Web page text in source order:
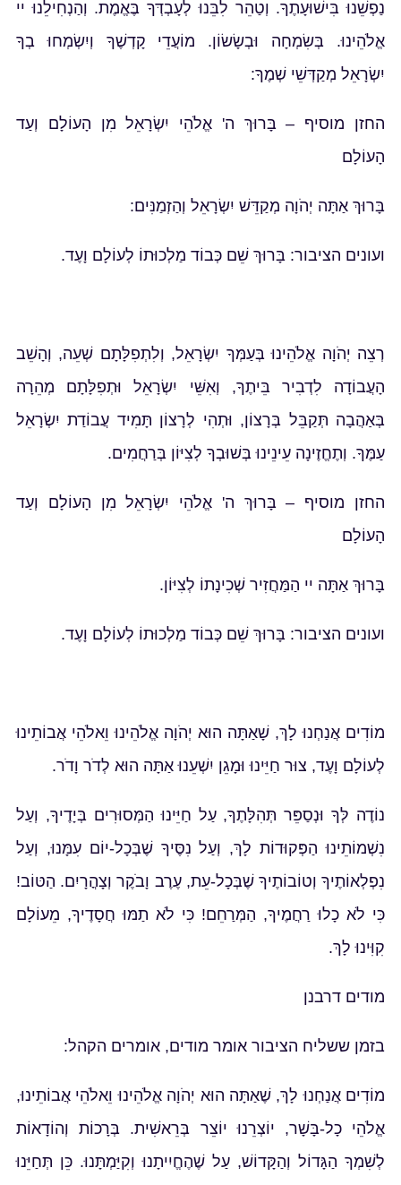
נַפְשֵׁנוּ בִּישׁוּעָתֶךָ. וְטַהֵר לִבֵּנוּ לְעָבְדְּךָ בֶּאֱמֶת. וְהַנְחִילֵנוּ יי
אֱלֹהֵינוּ. בְּשִׂמְחָה וּבְשָׂשׂוֹן. מוֹעֲדֵי קָדְשֶׁךָ וְיִשְׂמְחוּ בְךָ
יִשְׂרָאֵל מְקַדְּשֵׁי שְׁמֶךָ:
החזן מוסיף – בָּרוּךְ ה' אֱלֹהֵי יִשְׂרָאֵל מִן הָעוֹלָם וְעַד
הָעוֹלָם
בָּרוּךְ אַתָּה יְהֹוָה מְקַדֵּשׁ יִשְׂרָאֵל וְהַזְמַנִּים:
ועונים הציבור: בָּרוּךְ שֵׁם כְּבוֹד מַלְכוּתוֹ לְעוֹלָם וָעֶד.
רְצֵה יְהֹוָה אֱלֹהֵינוּ בְּעַמְּךָ יִשְׂרָאֵל, וְלִתְפִלָּתָם שְׁעֵה, וְהָשֵׁב
הָעֲבוֹדָה לִדְבִיר בֵּיתֶךָ, וְאִשֵּׁי יִשְׂרָאֵל וּתְפִלָּתָם מְהֵרָה
בְּאַהֲבָה תְּקַבֵּל בְּרָצוֹן, וּתְהִי לְרָצוֹן תָּמִיד עֲבוֹדַת יִשְׂרָאֵל
עַמֶּךָ. וְתֶחֱזֶינָה עֵינֵינוּ בְּשׁוּבְךָ לְצִיּוֹן בְּרַחֲמִים.
החזן מוסיף – בָּרוּךְ ה' אֱלֹהֵי יִשְׂרָאֵל מִן הָעוֹלָם וְעַד
הָעוֹלָם
בָּרוּךְ אַתָּה יי הַמַּחֲזִיר שְׁכִינָתוֹ לְצִיּוֹן.
ועונים הציבור: בָּרוּךְ שֵׁם כְּבוֹד מַלְכוּתוֹ לְעוֹלָם וָעֶד.
מוֹדִים אֲנַחְנוּ לָךְ, שָׁאַתָּה הוּא יְהֹוָה אֱלֹהֵינוּ וֵאלֹהֵי אֲבוֹתֵינוּ
לְעוֹלָם וָעֶד, צוּר חַיֵּינוּ וּמָגֵן יִשְׁעֵנוּ אַתָּה הוּא לְדֹר וָדֹר.
נוֹדֶה לְּךָ וּנְסַפֵּר תְּהִלָּתֶךָ, עַל חַיֵּינוּ הַמְּסוּרִים בְּיָדֶיךָ, וְעַל
נִשְׁמוֹתֵינוּ הַפְּקוּדוֹת לָךְ, וְעַל נִסֶּיךָ שֶׁבְּכָל-יוֹם עִמָּנוּ, וְעַל
נִפְלְאוֹתֶיךָ וְטוֹבוֹתֶיךָ שֶׁבְּכָל-עֵת, עֶרֶב וָבֹקֶר וְצָהֳרָיִם. הַטּוֹב!
כִּי לֹא כָלוּ רַחֲמֶיךָ, הַמְּרַחֵם! כִּי לֹא תַמּוּ חֲסָדֶיךָ, מֵעוֹלָם
קִוִּינוּ לָךְ.
מודים דרבנן
בזמן ששליח הציבור אומר מודים, אומרים הקהל:
מוֹדִים אֲנַחְנוּ לָךְ, שֶׁאַתָּה הוּא יְהֹוָה אֱלֹהֵינוּ וֵאלֹהֵי אֲבוֹתֵינוּ,
אֱלֹהֵי כָל-בָּשָׁר, יוֹצְרֵנוּ יוֹצֵר בְּרֵאשִׁית. בְּרָכוֹת וְהוֹדָאוֹת
לְשִׁמְךָ הַגָּדוֹל וְהַקָּדוֹשׁ, עַל שֶׁהֶחֱיִיתָנוּ וְקִיַּמְתָּנוּ. כֵּן תְּחַיֵּנוּ